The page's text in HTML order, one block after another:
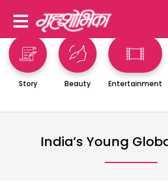
Story Beauty Entertainment
India’s Young